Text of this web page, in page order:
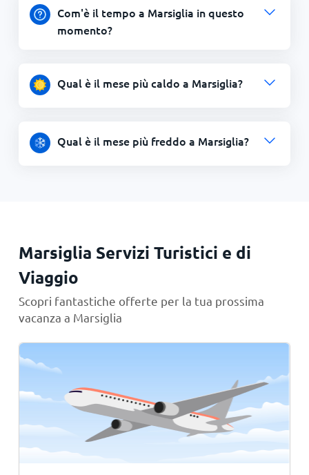
Com'è il tempo a Marsiglia in questo
momento?
Qual è il mese più caldo a Marsiglia?
Qual è il mese più freddo a Marsiglia?
Marsiglia Servizi Turistici e di
Viaggio
Scopri fantastiche offerte per la tua prossima
vacanza a Marsiglia